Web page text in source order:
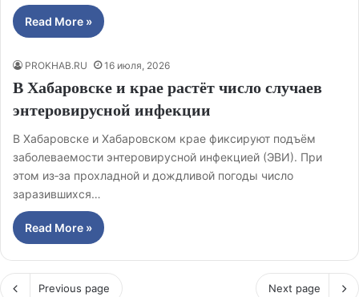
Read More »
PROKHAB.RU 16 июля, 2026
В Хабаровске и крае растёт число случаев
энтеровирусной инфекции
В Хабаровске и Хабаровском крае фиксируют подъём
заболеваемости энтеровирусной инфекцией (ЭВИ). При
этом из‑за прохладной и дождливой погоды число
заразившихся…
Read More »
Previous page Next page